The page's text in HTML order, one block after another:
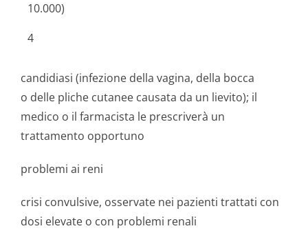
10.000)
4
candidiasi (infezione della vagina, della bocca
o delle pliche cutanee causata da un lievito); il
medico o il farmacista le prescriverà un
trattamento opportuno
problemi ai reni
crisi convulsive, osservate nei pazienti trattati con
dosi elevate o con problemi renali